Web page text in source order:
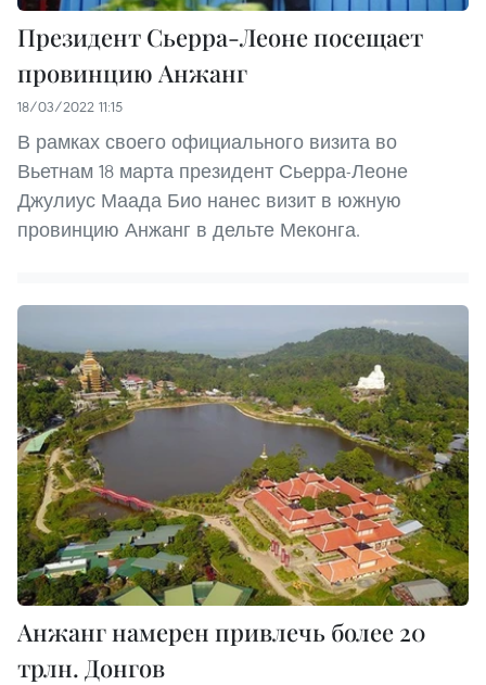
Президент Сьерра-Леоне посещает
провинцию Анжанг
18/03/2022 11:15
В рамках своего официального визита во
Вьетнам 18 марта президент Сьерра-Леоне
Джулиус Маада Био нанес визит в южную
провинцию Анжанг в дельте Меконга.
Анжанг намерен привлечь более 20
трлн. Донгов